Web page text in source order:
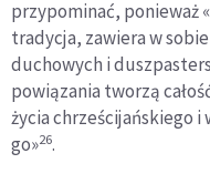
przypominać, ponieważ
tradycja, zawiera w
duchowych i
powiązania tworzą
życia chrześcijańskiego
go»26.